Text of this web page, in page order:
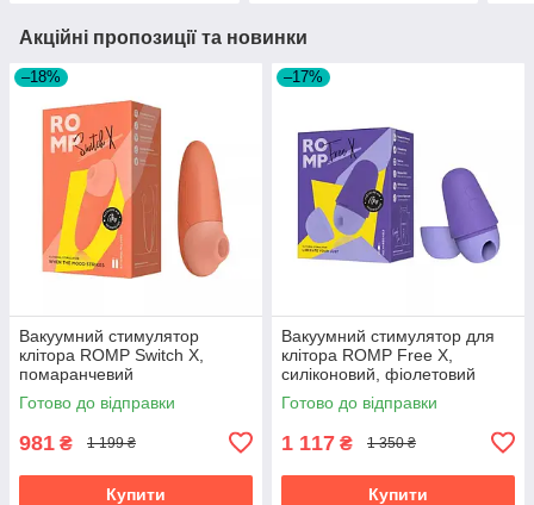
Акційні пропозиції та новинки
–18%
Вакуумний стимулятор
клітора ROMP Switch X,
помаранчевий
Готово до відправки
981 ₴ 1 199 ₴
Купити
–17%
Вакуумний стимулятор для
клітора ROMP Free X,
силіконовий, фіолетовий
Готово до відправки
1 117 ₴ 1 350 ₴
Купити